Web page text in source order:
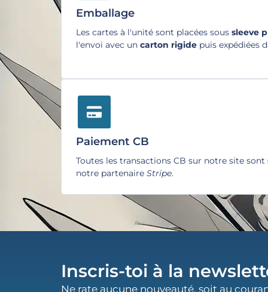
Emballage
Les cartes à l'unité sont placées sous sleeve
l'envoi avec un carton rigide puis expédiées
Paiement CB
Toutes les transactions CB sur notre site sont
notre partenaire Stripe.
Inscris-toi à la
Ne rate aucune nouveauté, soit au